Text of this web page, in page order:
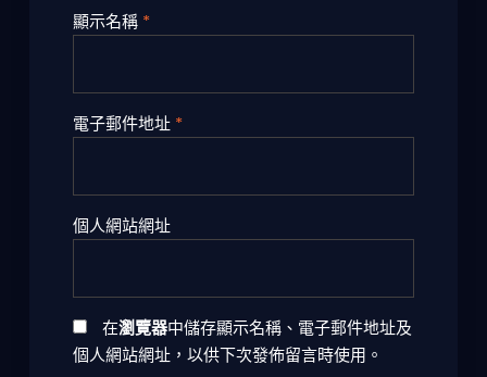
顯示名稱 *
電子郵件地址 *
個人網站網址
在瀏覽器中儲存顯示名稱、電子郵件地址及
個人網站網址，以供下次發佈留言時使用。